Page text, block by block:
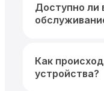
Доступно ли
Как
устройства?